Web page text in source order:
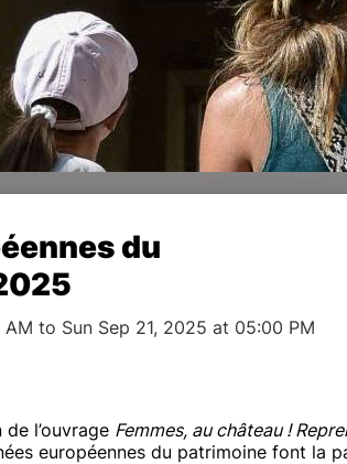
du
to Sun Sep 21, 2025 at 05:00 PM
l’ouvrage Femmes, au château !
européennes du patrimoine font la